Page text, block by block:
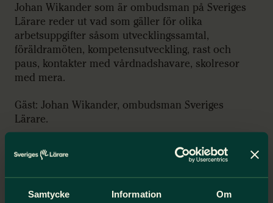
Samtycke Information Om
Johan Wikander som är ombudsman på Sveriges
Lärare reder ut vad som gäller för olika
arbetsuppgifter såsom utvecklingssamtal,
föräldramöten, kompetensutveckling, rast och
paus, kontakter med vårdnadshavare, skolresor
med mera.
Gäst: Johan Wikander, ombudsman Sveriges
Lärare.
Programledare: Mia Bohlin.
00:00
M